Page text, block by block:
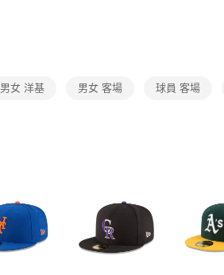
交易，需
即時審
結果請求
５．嚴
形，恩
男女 洋基 男女 客場 球員 客場